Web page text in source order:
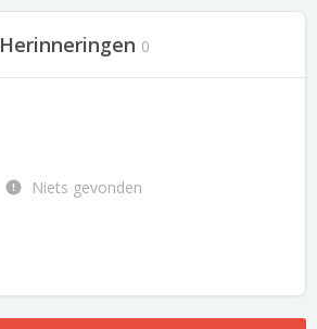
Herinneringen 0
Niets gevonden